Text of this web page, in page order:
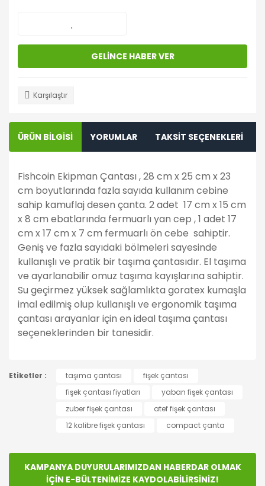
GELİNCE HABER VER
Karşılaştır
ÜRÜN BİLGİSİ YORUMLAR TAKSİT SEÇENEKLERİ
Fishcoin Ekipman Çantası , 28 cm x 25 cm x 23
cm boyutlarında fazla sayıda kullanım cebine
sahip kamuflaj desen çanta. 2 adet 17 cm x 15 cm
x 8 cm ebatlarında fermuarlı yan cep , 1 adet 17
cm x 17 cm x 7 cm fermuarlı ön cebe sahiptir.
Geniş ve fazla sayıdaki bölmeleri sayesinde
kullanışlı ve pratik bir taşıma çantasıdır. El taşıma
ve ayarlanabilir omuz taşıma kayışlarına sahiptir.
Su geçirmez yüksek sağlamlıkta goratex kumaşla
imal edilmiş olup kullanışlı ve ergonomik taşıma
çantası arayanlar için en ideal taşıma çantası
seçeneklerinden bir tanesidir.
Bu ürüne ilk yorumu siz yapın!
diğer konularda yetersiz gördüğünüz noktaları öneri
formunu kullanarak tarafımıza iletebilirsiniz.
Görüş ve önerileriniz için teşekkür ederiz.
Ürün resmi kalitesiz, bozuk veya görüntülenemiyor.
Ürün fiyatı diğer sitelerden daha pahalı.
Etiketler : taşıma çantası
fişek çantası
fişek çantası fiyatları
yaban fişek çantası
zuber fişek çantası
atef fişek çantası
12 kalibre fişek çantası
compact çanta
KAMPANYA DUYURULARIMIZDAN HABERDAR OLMAK
İÇİN E-BÜLTENİMİZE KAYDOLABİLİRSİNİZ!